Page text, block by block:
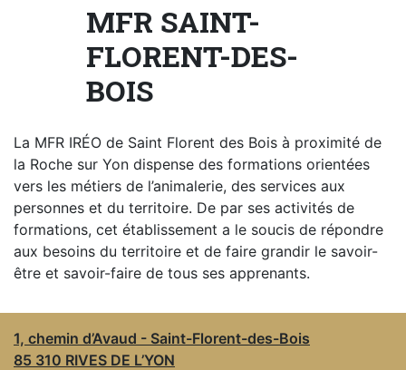
RENDEZ-
NOUS
CONTACTER
ESPACE
MFR SAINT-
FLORENT-DES-
BOIS
La MFR IRÉO de Saint Florent des Bois à proximité de
la Roche sur Yon dispense des formations orientées
vers les métiers de l’animalerie, des services aux
personnes et du territoire. De par ses activités de
formations, cet établissement a le soucis de répondre
aux besoins du territoire et de faire grandir le savoir-
être et savoir-faire de tous ses apprenants.
1, chemin d’Avaud - Saint-Florent-des-Bois
85 310 RIVES DE L’YON